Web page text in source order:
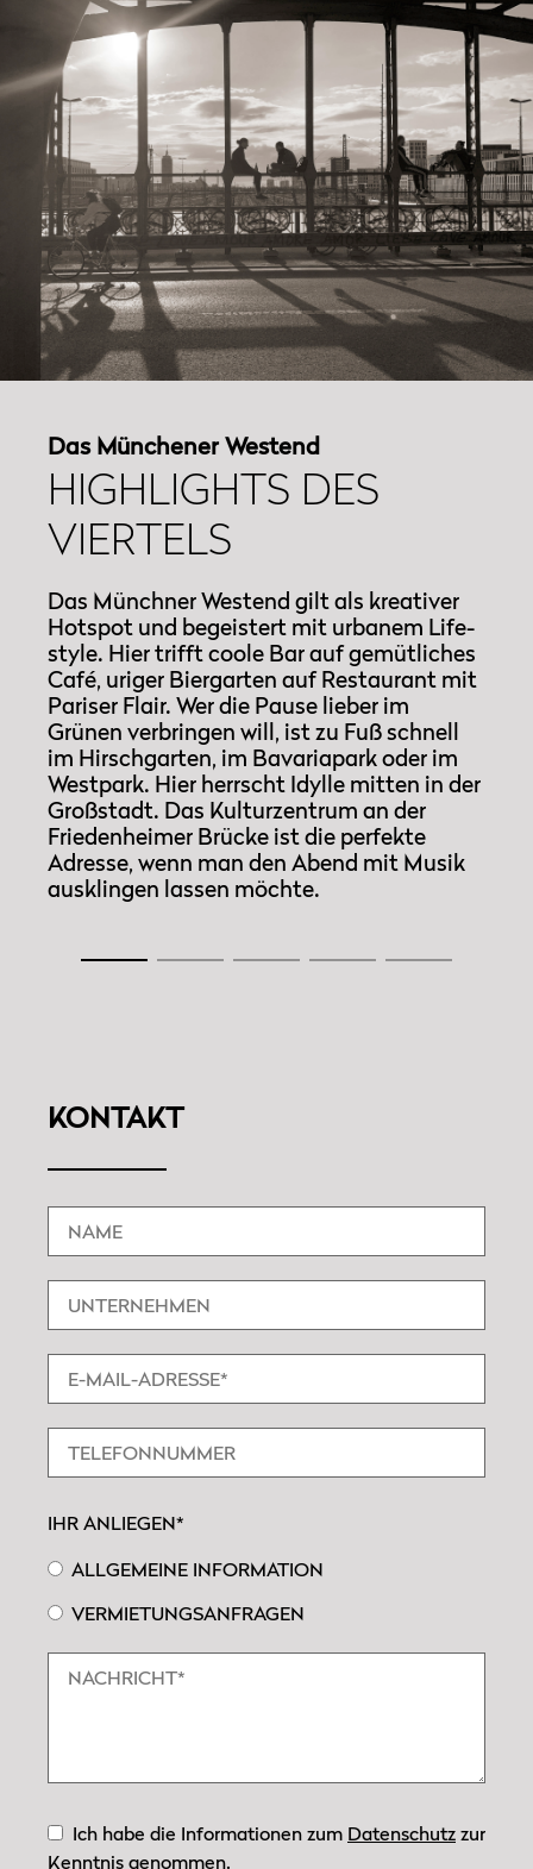
Das Münchener Westend
HIGHLIGHTS DES
VIERTELS
Das Münchner Westend gilt als kreativer
Hotspot und begeistert mit urbanem Life­
style. Hier trifft coole Bar auf gemütliches
Café, uriger Biergarten auf Restaurant mit
Pariser Flair. Wer die Pause lieber im
Grünen verbringen will, ist zu Fuß schnell
im Hirschgarten, im Bavariapark oder im
Westpark. Hier herrscht Idylle mitten in der
Großstadt. Das Kulturzentrum an der
Friedenheimer Brücke ist die perfekte
Adresse, wenn man den Abend mit Musik
ausklingen lassen möchte.
Das Münchener Westend
HIGHLIGHTS DES
VIERTELS
Das Münchner Westend gilt als kreativer
Hotspot und begeistert mit urbanem Life­
style. Hier trifft coole Bar auf gemütliches
Café, uriger Biergarten auf Restaurant mit
Pariser Flair. Wer die Pause lieber im
Grünen verbringen will, ist zu Fuß schnell
im Hirschgarten, im Bavariapark oder im
Westpark. Hier herrscht Idylle mitten in der
Großstadt. Das Kulturzentrum an der
Friedenheimer Brücke ist die perfekte
Adresse, wenn man den Abend mit Musik
ausklingen lassen möchte.
KONTAKT
IHR ANLIEGEN*
ALLGEMEINE INFORMATION
VERMIETUNGSANFRAGEN
Ich habe die Informationen zum Datenschutz zur
Kenntnis genommen.